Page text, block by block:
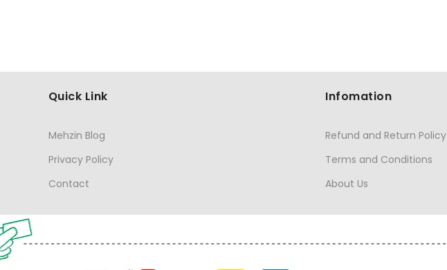
Quick Link
Mehzin Blog
Privacy Policy
Contact
Infomation
Refund and Return Policy
Terms and Conditions
About Us